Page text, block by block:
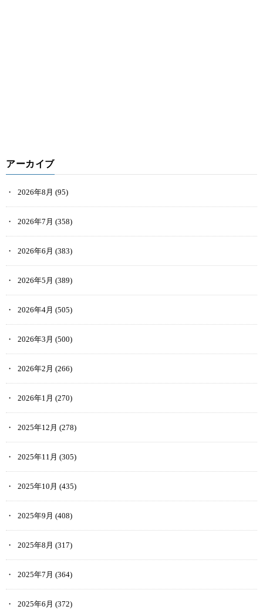
アーカイブ
2026年8月 (95)
2026年7月 (358)
2026年6月 (383)
2026年5月 (389)
2026年4月 (505)
2026年3月 (500)
2026年2月 (266)
2026年1月 (270)
2025年12月 (278)
2025年11月 (305)
2025年10月 (435)
2025年9月 (408)
2025年8月 (317)
2025年7月 (364)
2025年6月 (372)